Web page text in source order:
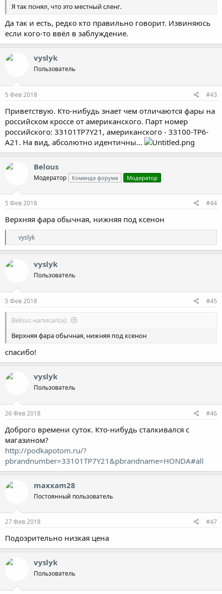
Я так понял, что это местный сленг.
Да так и есть, редко кто правильно говорит. Извиняюсь
если кого-то ввёл в заблуждение.
vyslyk
Пользователь
5 Фев 2018 #43
Приветствую. Кто-нибудь знает чем отличаются фары на
российском кроссе от американского. Парт номер
российского: 33101TP7Y21, американского - 33100-TP6-
A21. На вид, абсолютно идентичны...
Belous
Модератор Команда форума Модератор
5 Фев 2018 #44
Верхняя фара обычная, нижняя под ксенон
Р
е
а
:
vyslyk
vyslyk
Пользователь
5 Фев 2018 #45
Belous написал(а):
Верхняя фара обычная, нижняя под ксенон
спасибо!
vyslyk
Пользователь
26 Фев 2018 #46
Доброго времени суток. Кто-нибудь сталкивался с
магазином?
http://podkapotom.ru/?
pbrandnumber=33101TP7Y21&pbrandname=HONDA#all
maxxam28
Постоянный пользователь
27 Фев 2018 #47
Подозрительно низкая цена
vyslyk
Пользователь